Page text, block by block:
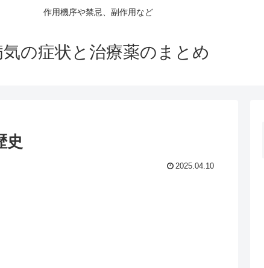
作用機序や禁忌、副作用など
気の症状と治療薬のまとめ
史
2025.04.10